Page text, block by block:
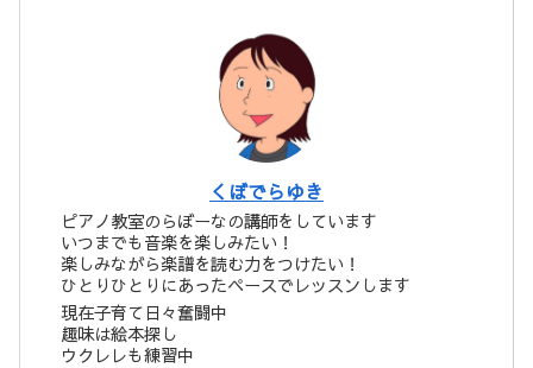
くぼでらゆき
ピアノ教室のらぼーなの講師をしています
いつまでも音楽を楽しみたい！
楽しみながら楽譜を読む力をつけたい！
ひとりひとりにあったペースでレッスンします
現在子育て日々奮闘中
趣味は絵本探し
ウクレレも練習中